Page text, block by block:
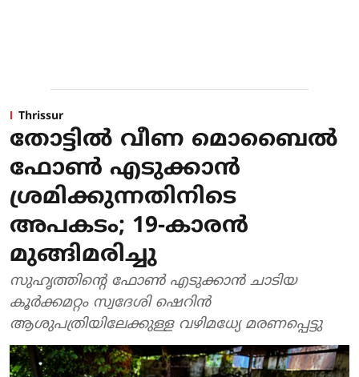
Thrissur
തോട്ടിൽ വീണ മൊബൈൽ
ഫോൺ എടുക്കാൻ
ശ്രമിക്കുന്നതിനിടെ
അപകടം; 19-കാരൻ
മുങ്ങിമരിച്ചു
സുഹൃത്തിന്റെ ഫോൺ എടുക്കാൻ ചാടിയ
കൂർക്കമറ്റം സ്വദേശി ഷെറിൻ
ആശുപത്രിയിലേക്കുള്ള വഴിമധ്യേ മരണപ്പെട്ടു